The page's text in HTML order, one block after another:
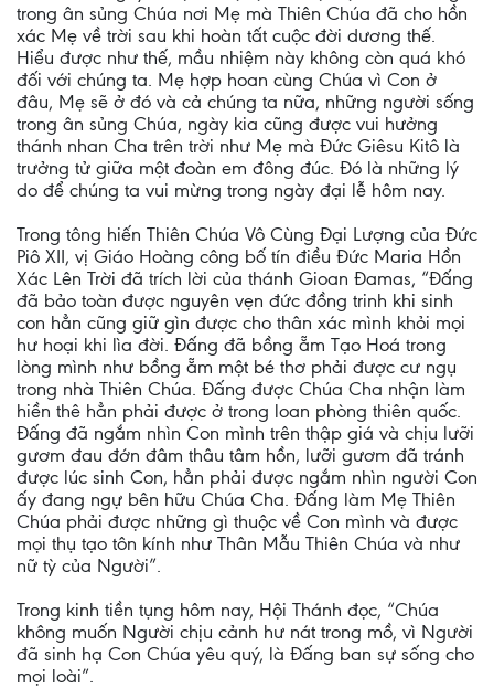
trong ân sủng Chúa nơi Mẹ mà Thiên Chúa đã cho hồn
xác Mẹ về trời sau khi hoàn tất cuộc đời dương thế.
Hiểu được như thế, mầu nhiệm này không còn quá khó
đối với chúng ta. Mẹ hợp hoan cùng Chúa vì Con ở
đâu, Mẹ sẽ ở đó và cả chúng ta nữa, những người sống
trong ân sủng Chúa, ngày kia cũng được vui hưởng
thánh nhan Cha trên trời như Mẹ mà Đức Giêsu Kitô là
trưởng tử giữa một đoàn em đông đúc. Đó là những lý
do để chúng ta vui mừng trong ngày đại lễ hôm nay.
Trong tông hiến Thiên Chúa Vô Cùng Đại Lượng của Đức
Piô XII, vị Giáo Hoàng công bố tín điều Đức Maria Hồn
Xác Lên Trời đã trích lời của thánh Gioan Đamas, “Đấng
đã bảo toàn được nguyên vẹn đức đồng trinh khi sinh
con hẳn cũng giữ gìn được cho thân xác mình khỏi mọi
hư hoại khi lìa đời. Đấng đã bồng ẵm Tạo Hoá trong
lòng mình như bồng ẵm một bé thơ phải được cư ngụ
trong nhà Thiên Chúa. Đấng được Chúa Cha nhận làm
hiền thê hẳn phải được ở trong loan phòng thiên quốc.
Đấng đã ngắm nhìn Con mình trên thập giá và chịu lưỡi
gươm đau đớn đâm thâu tâm hồn, lưỡi gươm đã tránh
được lúc sinh Con, hẳn phải được ngắm nhìn người Con
ấy đang ngự bên hữu Chúa Cha. Đấng làm Mẹ Thiên
Chúa phải được những gì thuộc về Con mình và được
mọi thụ tạo tôn kính như Thân Mẫu Thiên Chúa và như
nữ tỳ của Người”.
Trong kinh tiền tụng hôm nay, Hội Thánh đọc, “Chúa
không muốn Người chịu cảnh hư nát trong mồ, vì Người
đã sinh hạ Con Chúa yêu quý, là Ðấng ban sự sống cho
mọi loài”.